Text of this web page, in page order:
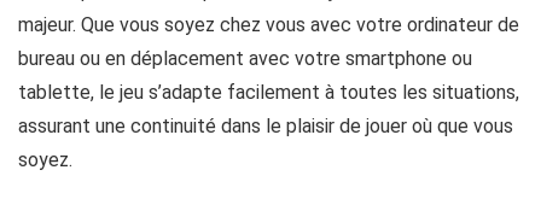
La compatibilité multiplateforme du jeu est un autre atout
majeur. Que vous soyez chez vous avec votre ordinateur de
bureau ou en déplacement avec votre smartphone ou
tablette, le jeu s’adapte facilement à toutes les situations,
assurant une continuité dans le plaisir de jouer où que vous